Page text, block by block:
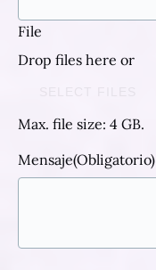
File
Drop files here or
Max. file size: 4 GB.
Mensaje(Obligatorio)